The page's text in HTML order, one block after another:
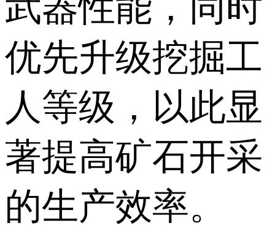
优先升级挖掘工
人等级，以此显
著提高矿石开采
的生产效率。